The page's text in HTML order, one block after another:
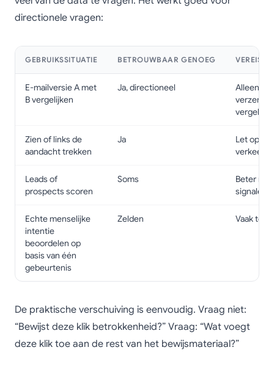
directionele vragen:
GEBRUIKSSITUATIE BETROUWBAAR GENOEG VEREIST
E-mailversie A met
B vergelijken
Ja, directioneel
Alleen
Zien of links de
aandacht trekken
Ja
Let op
verkeer
Leads of
prospects scoren
Soms
Beter
signalen
Echte menselijke
intentie
beoordelen op
basis van één
gebeurtenis
Zelden Vaak te
De praktische verschuiving is eenvoudig. Vraag niet:
“Bewijst deze klik betrokkenheid?” Vraag: “Wat voegt
deze klik toe aan de rest van het bewijsmateriaal?”